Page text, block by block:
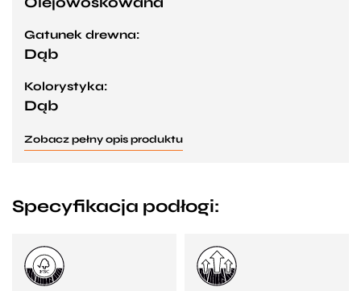
Gatunek drewna:
Dąb
Kolorystyka:
Dąb
Zobacz pełny opis produktu
Specyfikacja podłogi: